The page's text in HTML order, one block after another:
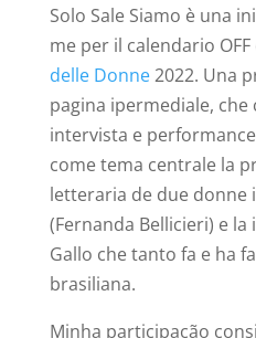
Solo Sale Siamo è una
me per il calendario
delle Donne2022. Una
pagina ipermediale,
intervista e
come tema centrale la
letteraria de due donne
(Fernanda Bellicieri) e
Gallo che tanto fa e ha
brasiliana.
Minha participação